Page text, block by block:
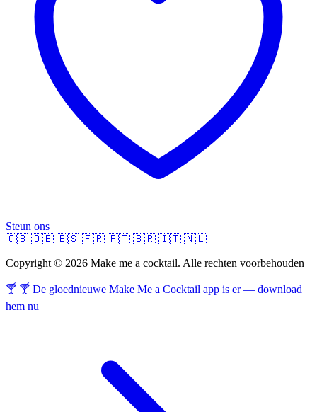
Steun ons
🇬🇧 🇩🇪 🇪🇸 🇫🇷 🇵🇹 🇧🇷 🇮🇹 🇳🇱
Copyright © 2026 Make me a cocktail. Alle rechten voorbehouden
🍸 🍸 De gloednieuwe Make Me a Cocktail app is er — download
hem nu